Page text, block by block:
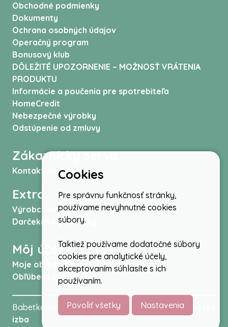
Obchodné podmienky
Dokumenty
Ochrana osobných údajov
Operačný program
Bonusový klub
DÔLEŽITÉ UPOZORNENIE – MOŽNOSŤ VRÁTENIA
PRODUKTU
Informácie a poučenia pre spotrebiteľa
HomeCredit
Nebezpečné výrobky
Odstúpenie od zmluvy
Zákaznícky servis
Kontaktujte nás
Extra
Výrobcovia
Darčekové poukážky
Môj účet
Moje objednávky
Obľúbené produkty
Babetkovo.sk © 2026 -Kočíky autosedačky,
izba
Cookies
Pre správnu funkčnosť stránky,
používame nevyhnutné cookies
súbory.
Taktiež používame dodatočné súbory
cookies pre analytické účely,
akceptovaním súhlasíte s ich
používaním.
Povoliť všetky Nastavenia